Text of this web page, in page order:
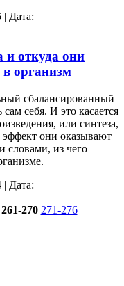
| Дата:
и откуда они
в организм
сбалансированный
себя. И это касается
или синтеза,
эффект они оказывают
словами, из чего
| Дата:
261-270 271-276